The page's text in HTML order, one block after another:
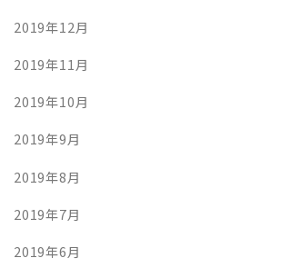
2019年12月
2019年11月
2019年10月
2019年9月
2019年8月
2019年7月
2019年6月